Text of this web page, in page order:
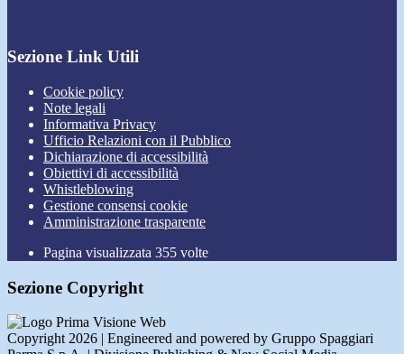
Sezione Link Utili
Cookie policy
Note legali
Informativa Privacy
Ufficio Relazioni con il Pubblico
Dichiarazione di accessibilità
Obiettivi di accessibilità
Whistleblowing
Gestione consensi cookie
Amministrazione trasparente
Pagina visualizzata 355 volte
Sezione Copyright
Copyright 2026 | Engineered and powered by Gruppo Spaggiari